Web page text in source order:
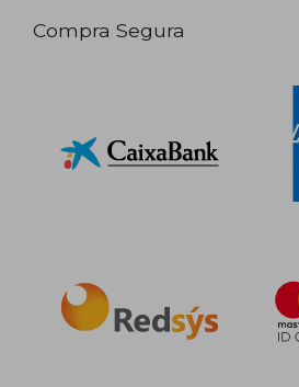
Compra Segura